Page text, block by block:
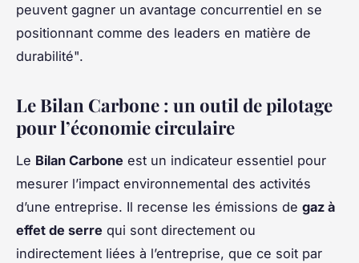
peuvent gagner un avantage concurrentiel en se
positionnant comme des leaders en matière de
durabilité".
Le Bilan Carbone : un outil de pilotage
pour l’économie circulaire
Le Bilan Carbone est un indicateur essentiel pour
mesurer l’impact environnemental des activités
d’une entreprise. Il recense les émissions de gaz à
effet de serre qui sont directement ou
indirectement liées à l’entreprise, que ce soit par